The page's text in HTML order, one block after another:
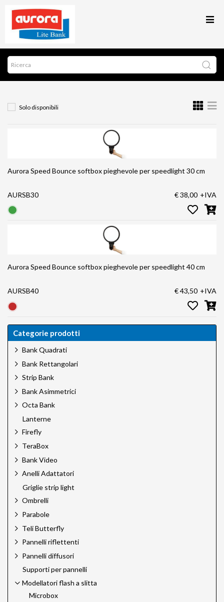
Solo disponibili
Aurora Speed Bounce softbox pieghevole per speedlight 30 cm
AURSB30 € 38,00 +IVA
Aurora Speed Bounce softbox pieghevole per speedlight 40 cm
AURSB40 € 43,50 +IVA
Categorie prodotti
Bank Quadrati
Bank Rettangolari
Strip Bank
Bank Asimmetrici
Octa Bank
Lanterne
Firefly
TeraBox
Bank Video
Anelli Adattatori
Griglie strip light
Ombrelli
Parabole
Teli Butterfly
Pannelli riflettenti
Pannelli diffusori
Supporti per pannelli
Modellatori flash a slitta
Microbox